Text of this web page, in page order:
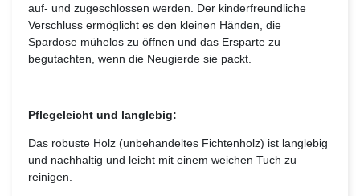
auf- und zugeschlossen werden. Der kinderfreundliche
Verschluss ermöglicht es den kleinen Händen, die
Spardose mühelos zu öffnen und das Ersparte zu
begutachten, wenn die Neugierde sie packt.
Pflegeleicht und langlebig:
Das robuste Holz (unbehandeltes Fichtenholz) ist langlebig
und nachhaltig und leicht mit einem weichen Tuch zu
reinigen.